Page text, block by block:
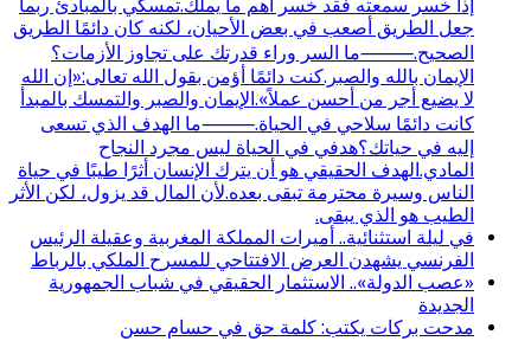
إذا خسر سمعته فقد خسر أهم ما يملك.تمسكي بالمبادئ ربما
جعل الطريق أصعب في بعض الأحيان، لكنه كان دائمًا الطريق
الصحيح.⸻ما السر وراء قدرتك على تجاوز الأزمات؟
الإيمان بالله والصبر.كنت دائمًا أؤمن بقول الله تعالى:«إن الله
لا يضيع أجر من أحسن عملاً».الإيمان والصبر والتمسك بالمبدأ
كانت دائمًا سلاحي في الحياة.⸻ما الهدف الذي تسعى
إليه في حياتك؟هدفي في الحياة ليس مجرد النجاح
المادي.الهدف الحقيقي هو أن يترك الإنسان أثرًا طيبًا في حياة
الناس وسيرة محترمة تبقى بعده.لأن المال قد يزول، لكن الأثر
الطيب هو الذي يبقى.
في ليلة استثنائية.. أميرات المملكة المغربية وعقيلة الرئيس
الفرنسي يشهدن العرض الافتتاحي للمسرح الملكي بالرباط
«عصب الدولة».. الاستثمار الحقيقي في شباب الجمهورية
الجديدة
مدحت بركات يكتب: كلمة حق في حسام حسن